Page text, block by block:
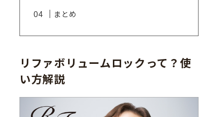
まとめ
リファボリュームロックって？使
い方解説